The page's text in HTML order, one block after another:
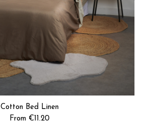
Cotton Bed Linen
From €11.20